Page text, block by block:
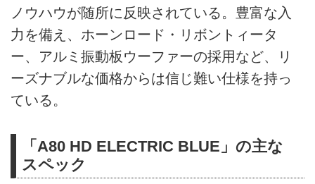
ノウハウが随所に反映されている。豊富な入
力を備え、ホーンロード・リボントィータ
ー、アルミ振動板ウーファーの採用など、リ
ーズナブルな価格からは信じ難い仕様を持っ
ている。
「A80 HD ELECTRIC BLUE」の主な
スペック